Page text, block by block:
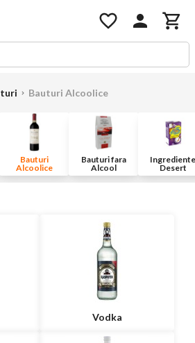
Bauturi Alcoolice
Bauturi
Alcoolice
Bauturi fara
Alcool
Ingrediente
Desert
Vodka